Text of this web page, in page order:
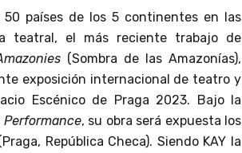
países de los 5 continentes en las
teatral, el más reciente trabajo de
(Sombra de las Amazonías),
exposición internacional de teatro y
Escénico de Praga 2023. Bajo la
Performance, su obra será expuesta los
República Checa). Siendo KAY la